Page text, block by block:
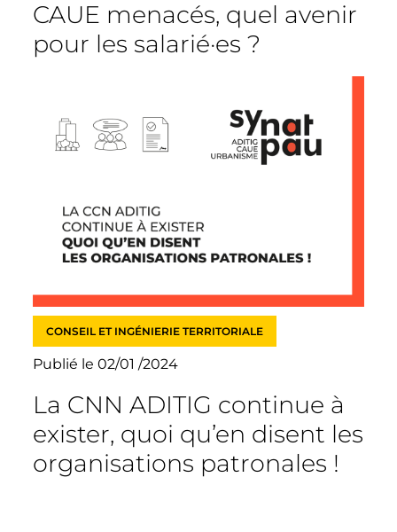
CAUE menacés, quel avenir
pour les salarié·es ?
CONSEIL ET INGÉNIERIE TERRITORIALE
Publié le 02/01 /2024
La CNN ADITIG continue à
exister, quoi qu’en disent les
organisations patronales !